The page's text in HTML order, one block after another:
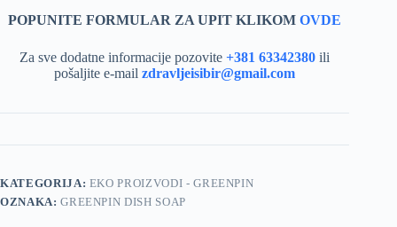
POPUNITE FORMULAR ZA UPIT KLIKOMOVDE
Za sve dodatne informacije pozovite+381 63342380 ili
pošaljite e-mailzdravljeisibir@gmail.com
KATEGORIJA: EKO PROIZVODI - GREENPIN
OZNAKA:GREENPIN DISH SOAP